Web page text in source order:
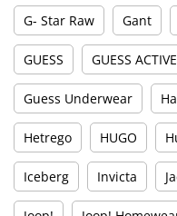
G- Star Raw Gant
GUESS GUESS ACTIVE
Guess Underwear
Hetrego HUGO
Iceberg Invicta